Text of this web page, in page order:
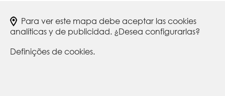
Para ver este mapa debe aceptar las cookies
analíticas y de publicidad. ¿Desea configurarlas?
Definições de cookies.